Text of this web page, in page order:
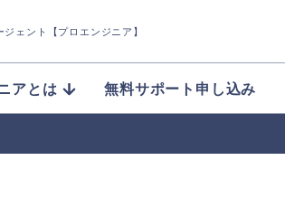
ジェント【プロエンジニア】
アとは 無料サポート申し込み